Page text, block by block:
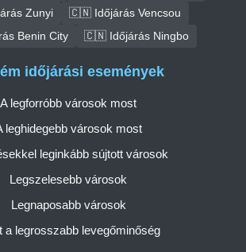
Zunyi
🇨🇳 Időjárás Vencsou
Benin City
🇨🇳 Időjárás Ningbo
időjárási események
A legforróbb városok most
leghidegebb városok most
leginkább sújtott városok
Legszelesebb városok
Legnaposabb városok
a legrosszabb levegőminőség